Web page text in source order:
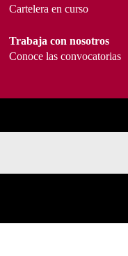
Cartelera en curso
Trabaja con nosotros
Conoce las convocatorias